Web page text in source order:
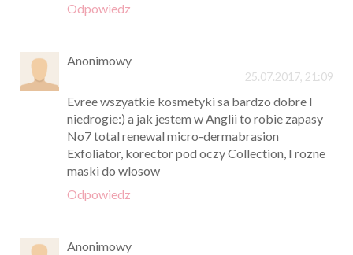
Odpowiedz
Anonimowy
25.07.2017, 21:09
Evree wszyatkie kosmetyki sa bardzo dobre I
niedrogie:) a jak jestem w Anglii to robie zapasy
No7 total renewal micro-dermabrasion
Exfoliator, korector pod oczy Collection, I rozne
maski do wlosow
Odpowiedz
Anonimowy